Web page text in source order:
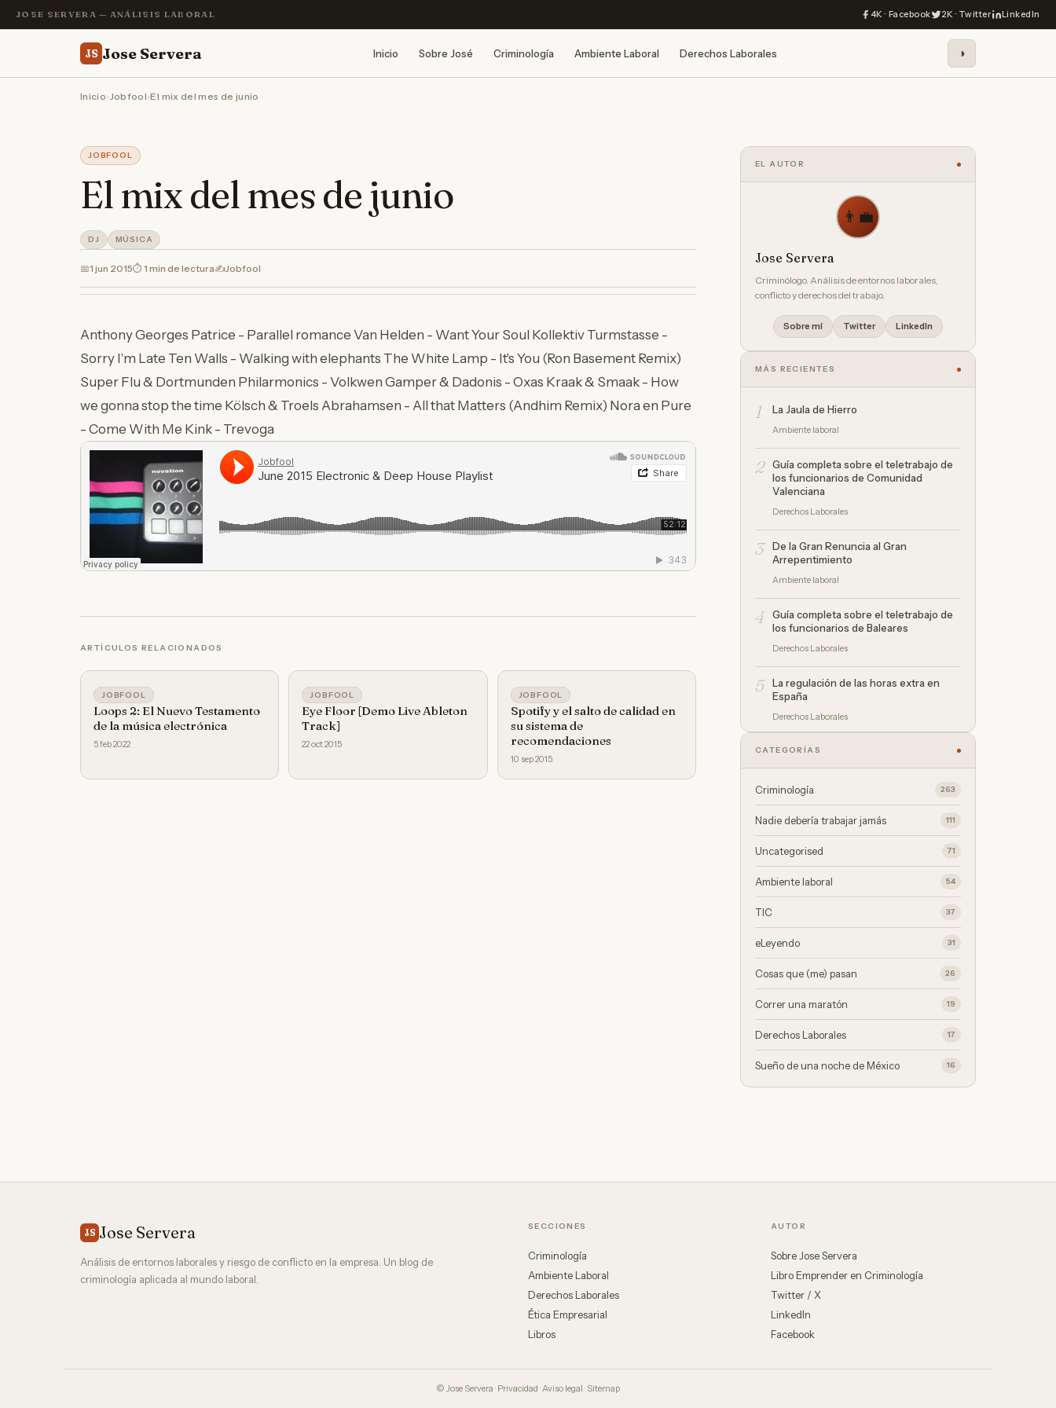
JOSE SERVERA — ANÁLISIS LABORAL 4K · Facebook 2K · Twitter LinkedIn
JS Jose Servera Inicio Sobre José Criminología Ambiente Laboral Derechos Laborales ◑
Inicio›Jobfool›El mix del mes de junio
JOBFOOL
El mix del mes de junio
DJ MÚSICA
📅1 jun 2015⏱ 1 min de lectura✍️Jobfool
Anthony Georges Patrice - Parallel romance Van Helden - Want Your Soul Kollektiv Turmstasse -
Sorry I'm Late Ten Walls - Walking with elephants The White Lamp - It's You (Ron Basement Remix)
Super Flu & Dortmunden Philarmonics - Volkwen Gamper & Dadonis - Oxas Kraak & Smaak - How
we gonna stop the time Kölsch & Troels Abrahamsen - All that Matters (Andhim Remix) Nora en Pure
- Come With Me Kink - Trevoga
ARTÍCULOS RELACIONADOS
JOBFOOL
Loops 2: El Nuevo Testamento
de la música electrónica
5 feb 2022
JOBFOOL
Eye Floor [Demo Live Ableton
Track]
22 oct 2015
JOBFOOL
Spotify y el salto de calidad en
su sistema de
recomendaciones
10 sep 2015
EL AUTOR
👨‍💼
Jose Servera
Criminólogo. Análisis de entornos laborales,
conflicto y derechos del trabajo.
Sobre mí Twitter LinkedIn
MÁS RECIENTES
1 La Jaula de Hierro
Ambiente laboral
2
Guía completa sobre el teletrabajo de
los funcionarios de Comunidad
Valenciana
Derechos Laborales
3
De la Gran Renuncia al Gran
Arrepentimiento
Ambiente laboral
4
Guía completa sobre el teletrabajo de
los funcionarios de Baleares
Derechos Laborales
5
La regulación de las horas extra en
España
Derechos Laborales
CATEGORÍAS
Criminología 263
Nadie debería trabajar jamás 111
Uncategorised 71
Ambiente laboral 54
TIC 37
eLeyendo 31
Cosas que (me) pasan 26
Correr una maratón 19
Derechos Laborales 17
Sueño de una noche de México 16
JS Jose Servera
Análisis de entornos laborales y riesgo de conflicto en la empresa. Un blog de
criminología aplicada al mundo laboral.
SECCIONES
Criminología
Ambiente Laboral
Derechos Laborales
Ética Empresarial
Libros
AUTOR
Sobre Jose Servera
Libro Emprender en Criminología
Twitter / X
LinkedIn
Facebook
© Jose Servera · Privacidad ·Aviso legal · Sitemap